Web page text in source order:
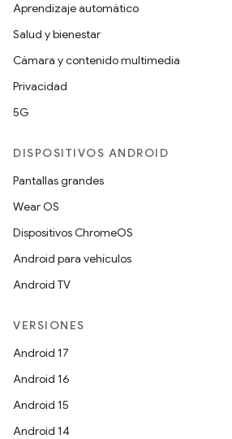
Aprendizaje automático
Salud y bienestar
Cámara y contenido multimedia
Privacidad
5G
DISPOSITIVOS ANDROID
Pantallas grandes
Wear OS
Dispositivos ChromeOS
Android para vehículos
Android TV
VERSIONES
Android 17
Android 16
Android 15
Android 14